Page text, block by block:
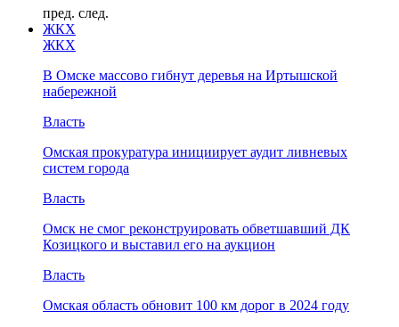
пред. след.
ЖКХ
ЖКХ
В Омске массово гибнут деревья на Иртышской
набережной
Власть
Омская прокуратура инициирует аудит ливневых
систем города
Власть
Омск не смог реконструировать обветшавший ДК
Козицкого и выставил его на аукцион
Власть
Омская область обновит 100 км дорог в 2024 году